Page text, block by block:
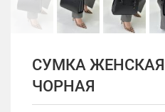
СУМКА
ЧОРНАЯ